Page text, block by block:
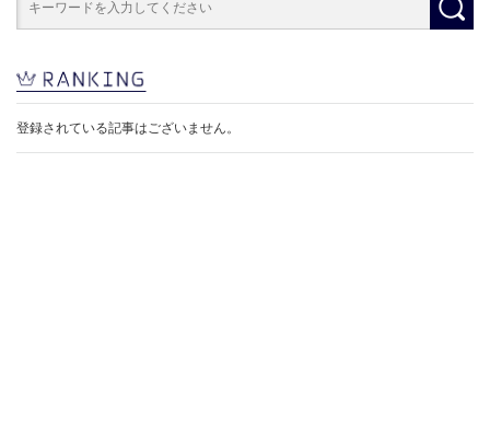
登録されている記事はございません。